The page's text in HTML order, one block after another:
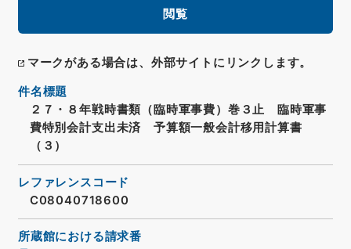
閲覧
マークがある場合は、外部サイトにリンクします。
件名標題
２７・８年戦時書類（臨時軍事費）巻３止 臨時軍事
費特別会計支出未済 予算額一般会計移用計算書
（３）
レファレンスコード
C08040718600
所蔵館における請求番